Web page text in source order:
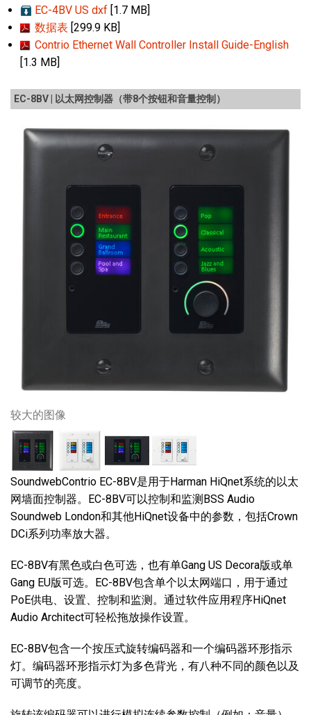
EC-4BV US dxf [1.7 MB]
数据表 [299.9 KB]
Contrio Ethernet Wall Controller Install Guide-English
[1.3 MB]
EC-8BV | 以太网控制器（带8个按钮和音量控制）
较大的图像
SoundwebContrio EC-8BV是用于Harman HiQnet系统的以太
网墙面控制器。EC-8BV可以控制和监测BSS Audio
Soundweb London和其他HiQnet设备中的参数，包括Crown
DCi系列功率放大器。
EC-8BV有黑色或白色可选，也有单Gang US Decora版或单
Gang EU版可选。EC-8BV包含单个以太网端口，用于通过
PoE供电、设置、控制和监测。通过软件应用程序HiQnet
Audio Architect可轻松拖放操作设置。
EC-8BV包含一个按压式旋转编码器和一个编码器环形指示
灯。编码器环形指示灯为多色背光，有八种不同的颜色以及
可调节的亮度。